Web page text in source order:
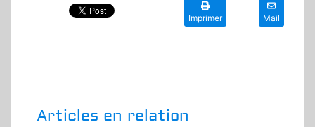
Imprimer Mail
Articles en relation